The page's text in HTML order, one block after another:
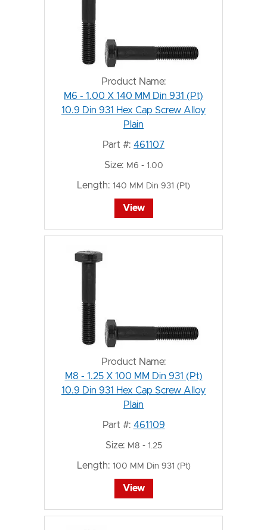
Product Name:
M6 - 1.00 X 140 MM Din 931 (Pt)
10.9 Din 931 Hex Cap Screw Alloy
Plain
Part #: 461107
Size: M6 - 1.00
Length: 140 MM Din 931 (Pt)
View
Product Name:
M8 - 1.25 X 100 MM Din 931 (Pt)
10.9 Din 931 Hex Cap Screw Alloy
Plain
Part #: 461109
Size: M8 - 1.25
Length: 100 MM Din 931 (Pt)
View